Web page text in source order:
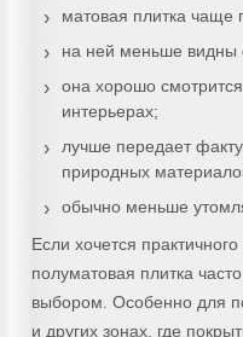
матовая плитка чаще
на ней меньше видны
она хорошо
интерьерах;
лучше передает
природных
обычно меньше
Если хочется
полуматовая плитка
выбором. Особенно для
и других зонах, где